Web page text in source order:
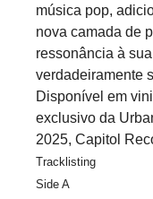
música pop,
nova camada de
ressonância à
verdadeiramente
Disponível em
exclusivo da
2025, Capitol
Tracklisting
Side A